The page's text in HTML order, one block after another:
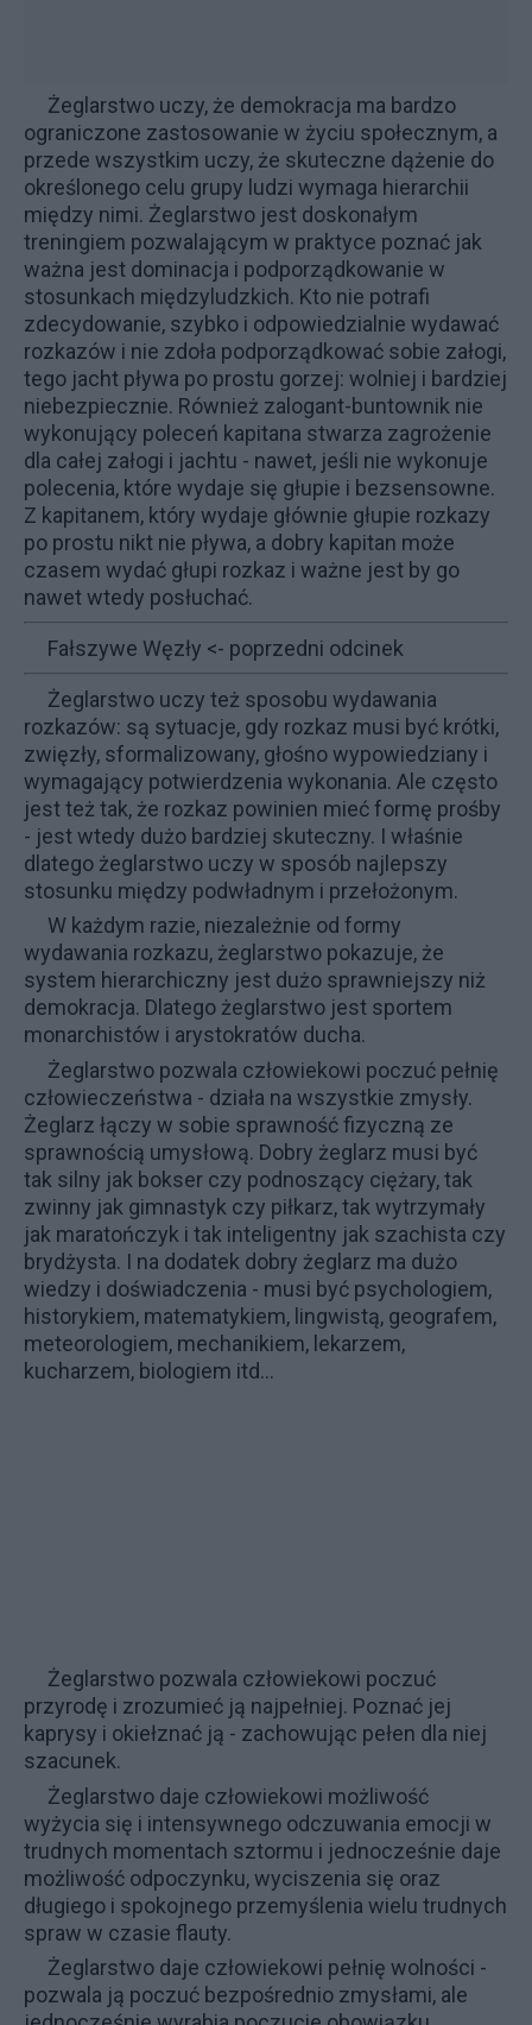
Żeglarstwo uczy, że demokracja ma bardzo
ograniczone zastosowanie w życiu społecznym, a
przede wszystkim uczy, że skuteczne dążenie do
określonego celu grupy ludzi wymaga hierarchii
między nimi. Żeglarstwo jest doskonałym
treningiem pozwalającym w praktyce poznać jak
ważna jest dominacja i podporządkowanie w
stosunkach międzyludzkich. Kto nie potrafi
zdecydowanie, szybko i odpowiedzialnie wydawać
rozkazów i nie zdoła podporządkować sobie załogi,
tego jacht pływa po prostu gorzej: wolniej i bardziej
niebezpiecznie. Również zalogant-buntownik nie
wykonujący poleceń kapitana stwarza zagrożenie
dla całej załogi i jachtu - nawet, jeśli nie wykonuje
polecenia, które wydaje się głupie i bezsensowne.
Z kapitanem, który wydaje głównie głupie rozkazy
po prostu nikt nie pływa, a dobry kapitan może
czasem wydać głupi rozkaz i ważne jest by go
nawet wtedy posłuchać.
Fałszywe Węzły <- poprzedni odcinek
Żeglarstwo uczy też sposobu wydawania
rozkazów: są sytuacje, gdy rozkaz musi być krótki,
zwięzły, sformalizowany, głośno wypowiedziany i
wymagający potwierdzenia wykonania. Ale często
jest też tak, że rozkaz powinien mieć formę prośby
- jest wtedy dużo bardziej skuteczny. I właśnie
dlatego żeglarstwo uczy w sposób najlepszy
stosunku między podwładnym i przełożonym.
W każdym razie, niezależnie od formy
wydawania rozkazu, żeglarstwo pokazuje, że
system hierarchiczny jest dużo sprawniejszy niż
demokracja. Dlatego żeglarstwo jest sportem
monarchistów i arystokratów ducha.
Żeglarstwo pozwala człowiekowi poczuć pełnię
człowieczeństwa - działa na wszystkie zmysły.
Żeglarz łączy w sobie sprawność fizyczną ze
sprawnością umysłową. Dobry żeglarz musi być
tak silny jak bokser czy podnoszący ciężary, tak
zwinny jak gimnastyk czy piłkarz, tak wytrzymały
jak maratończyk i tak inteligentny jak szachista czy
brydżysta. I na dodatek dobry żeglarz ma dużo
wiedzy i doświadczenia - musi być psychologiem,
historykiem, matematykiem, lingwistą, geografem,
meteorologiem, mechanikiem, lekarzem,
kucharzem, biologiem itd...
Żeglarstwo pozwala człowiekowi poczuć
przyrodę i zrozumieć ją najpełniej. Poznać jej
kaprysy i okiełznać ją - zachowując pełen dla niej
szacunek.
Żeglarstwo daje człowiekowi możliwość
wyżycia się i intensywnego odczuwania emocji w
trudnych momentach sztormu i jednocześnie daje
możliwość odpoczynku, wyciszenia się oraz
długiego i spokojnego przemyślenia wielu trudnych
spraw w czasie flauty.
Żeglarstwo daje człowiekowi pełnię wolności -
pozwala ją poczuć bezpośrednio zmysłami, ale